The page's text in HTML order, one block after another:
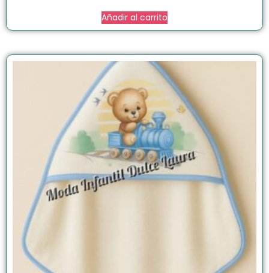
Añadir al carrito